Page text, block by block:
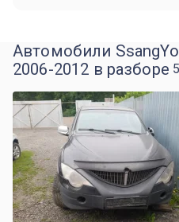
Автомобили
2006-2012 в разборе 5